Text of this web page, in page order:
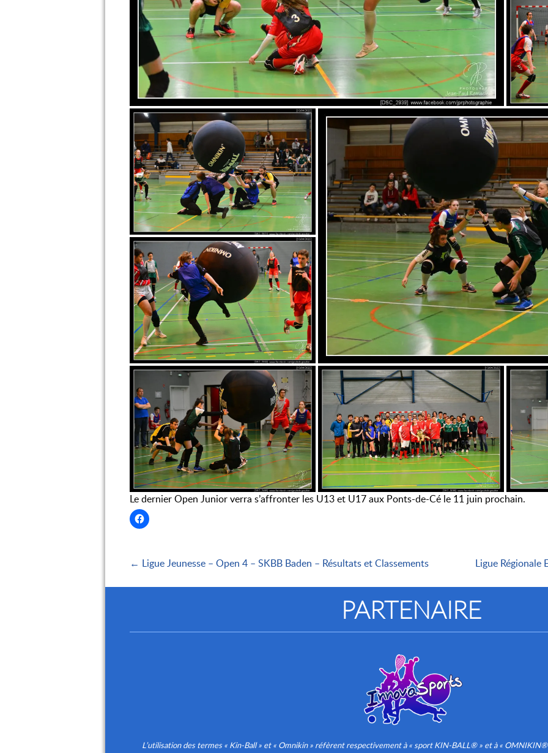
Le dernier Open Junior verra s’affronter les U13 et U17 aux Ponts-de-Cé le 11 juin prochain.
← Ligue Jeunesse – Open 4 – SKBB Baden – Résultats et Classements Ligue
PARTENAIRE
L’utilisation des termes « Kin-Ball » et « Omnikin » réfèrent respectivement à « sport KIN-BALL® » et à «